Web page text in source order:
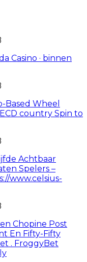
Casino · binnen
Based Wheel
country Spin to
Achtbaar
Spelers –
www.celsius-
Chopine Post
En Fifty-Fifty
. FroggyBet